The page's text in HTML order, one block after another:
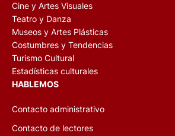
Cine y Artes Visuales
Teatro y Danza
Museos y Artes Plásticas
Costumbres y Tendencias
Turismo Cultural
Estadísticas culturales
HABLEMOS
Contacto administrativo
Contacto de lectores